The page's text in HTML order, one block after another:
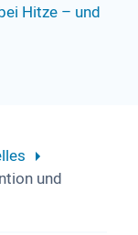
Hitze – und
und